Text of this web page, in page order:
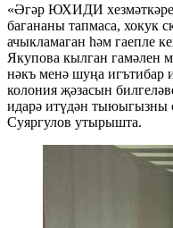
«Әгәр ЮХИДИ хезмәткәре
багананы тапмаса, хокук
ачыкламаган һәм гаепле
Якупова кылган гамәлен
нәкъ менә шуңа игътибар
колония җәзасын
идарә итүдән тыюыгызны
Суяргулов утырышта.